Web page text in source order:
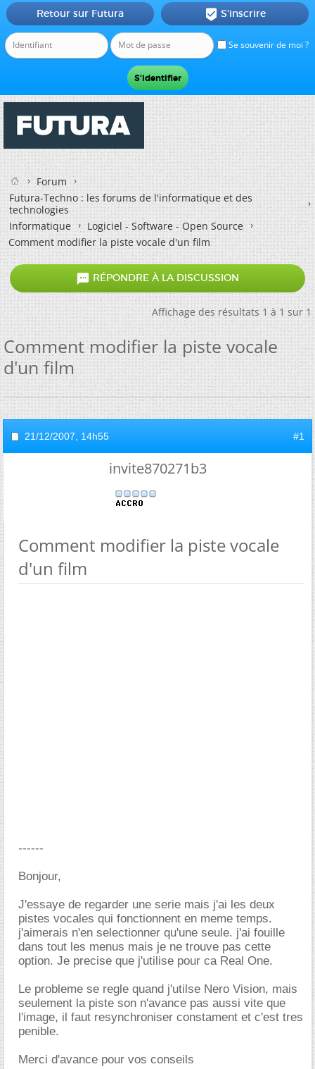
Se souvenir de moi ?
Retour sur Futura  S'inscrire
Forum
Futura-Techno : les forums de l'informatique et des
technologies
Informatique
Logiciel - Software - Open Source
Comment modifier la piste vocale d'un film
 RÉPONDRE À LA DISCUSSION
Affichage des résultats 1 à 1 sur 1
Comment modifier la piste vocale
d'un film
21/12/2007, 14h55 #1
invite870271b3
Comment modifier la piste vocale
d'un film
------
Bonjour,
J'essaye de regarder une serie mais j'ai les deux
pistes vocales qui fonctionnent en meme temps.
j'aimerais n'en selectionner qu'une seule. j'ai fouille
dans tout les menus mais je ne trouve pas cette
option. Je precise que j'utilise pour ca Real One.
Le probleme se regle quand j'utilse Nero Vision, mais
seulement la piste son n'avance pas aussi vite que
l'image, il faut resynchroniser constament et c'est tres
penible.
Merci d'avance pour vos conseils